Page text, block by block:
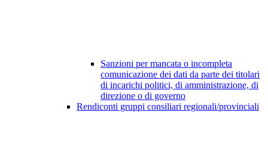
Sanzioni per mancata o incompleta
comunicazione dei dati da parte dei titolari
di incarichi politici, di amministrazione, di
direzione o di governo
Rendiconti gruppi consiliari regionali/provinciali